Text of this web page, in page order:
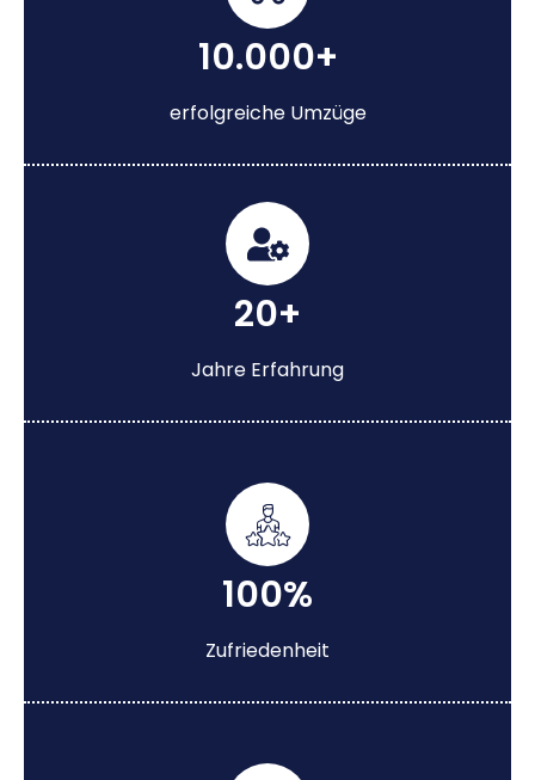
10.000+
erfolgreiche Umzüge
20+
Jahre Erfahrung
100%
Zufriedenheit